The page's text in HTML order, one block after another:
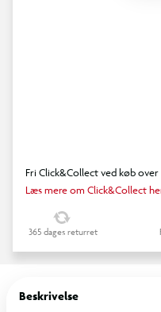
Fri Click&Collect ved køb over
Læs mere om Click&Collect
365 dages returret
Beskrivelse